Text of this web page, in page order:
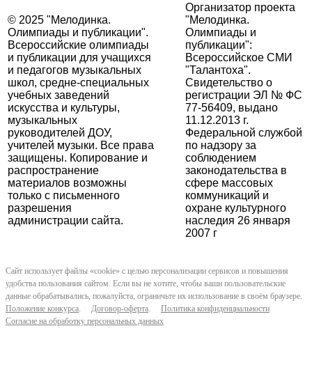
© 2025 "Мелодинка.
Олимпиады и публикации".
Всероссийские олимпиады
и публикации для учащихся
и педагогов музыкальных
школ, средне-специальных
учебных заведений
искусства и культуры,
музыкальных
руководителей ДОУ,
учителей музыки. Все права
защищены. Копирование и
распространение
материалов возможны
только с письменного
разрешения
администрации сайта.
Организатор проекта
"Мелодинка.
Олимпиады и
публикации":
Всероссийское СМИ
"Талантоха".
Свидетельство о
регистрации ЭЛ № ФС
77-56409, выдано
11.12.2013 г.
Федеральной службой
по надзору за
соблюдением
законодательства в
сфере массовых
коммуникаций и
охране культурного
наследия 26 января
2007 г
Сайт использует файлы «cookie» с целью персонализации сервисов и повышения
удобства пользования сайтом. Если вы не хотите, чтобы ваши пользовательские
данные обрабатывались, пожалуйста, ограничьте их использование в своём браузере.
Положение конкурса. Договор-оферта. Политика конфиденциальности
Согласие на обработку персональных данных